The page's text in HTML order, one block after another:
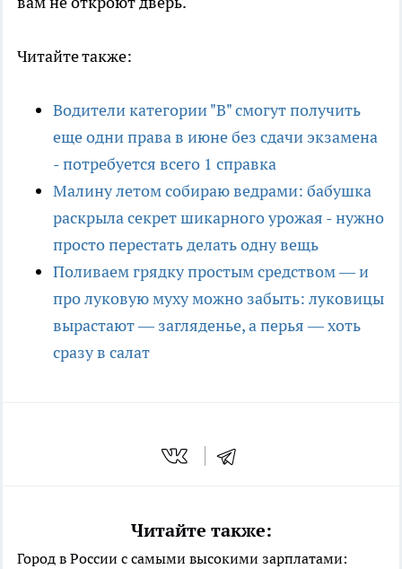
Читайте также:
Водители категории "В" смогут получить
еще одни права в июне без сдачи экзамена
- потребуется всего 1 справка
Малину летом собираю ведрами: бабушка
раскрыла секрет шикарного урожая - нужно
просто перестать делать одну вещь
Поливаем грядку простым средством — и
про луковую муху можно забыть: луковицы
вырастают — загляденье, а перья — хоть
сразу в салат
Читайте также:
Город в России с самыми высокими зарплатами: